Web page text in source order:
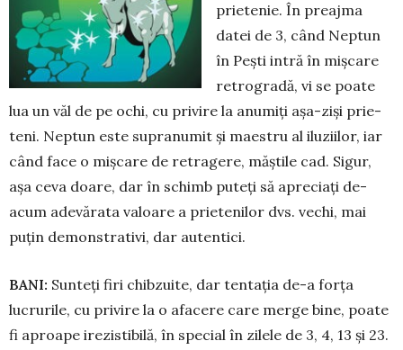
prietenie. În preajma
datei de 3, când Neptun
în Pești intră în mișcare
retrogradă, vi se poate
lua un văl de pe ochi, cu privire la anumiți așa-ziși prie­
teni. Neptun este supranumit și maestru al iluziilor, iar
când face o mișcare de retragere, măștile cad. Sigur,
așa ceva doare, dar în schimb puteți să apre­ciați de-
acum adevărata valoare a prietenilor dvs. vechi, mai
puțin demonstrativi, dar autentici.
BANI: Sunteți firi chibzuite, dar tentația de-a forța
lucrurile, cu privire la o afacere care merge bine, poate
fi aproape irezistibilă, în special în zilele de 3, 4, 13 și 23.